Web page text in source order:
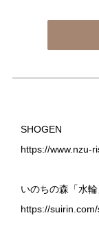
SHOGEN
https://www.nzu-
いのちの森「水輪
https://